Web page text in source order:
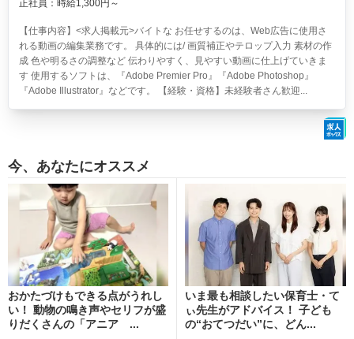
正社員：時給1,300円～
【仕事内容】<求人掲載元>バイトな お任せするのは、Web広告に使用さ
れる動画の編集業務です。 具体的には/ 画質補正やテロップ入力 素材の作
成 色や明るさの調整など 伝わりやすく、見やすい動画に仕上げていきま
す 使用するソフトは、『Adobe Premier Pro』『Adobe Photoshop』
『Adobe Illustrator』などです。 【経験・資格】未経験者さん歓迎...
今、あなたにオススメ
おかたづけもできる点がうれし
い！ 動物の鳴き声やセリフが盛
りだくさんの「アニア ...
いま最も相談したい保育士・て
ぃ先生がアドバイス！ 子ども
の“おてつだい”に、どん...